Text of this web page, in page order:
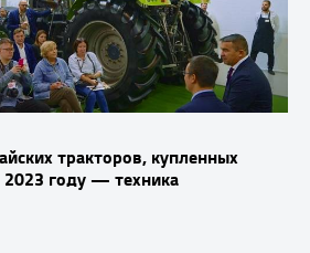
тракторов, купленных
2023 году — техника